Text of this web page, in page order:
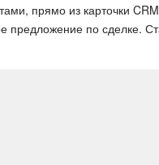
прямо из карточки
предложение по сделке.